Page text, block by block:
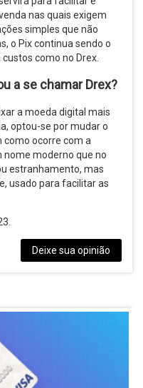
nas quais exigem
simples que não
o Pix continua sendo o
como no Drex.
a se chamar Drex?
a moeda digital mais
optou-se por mudar o
como ocorre com a
nome moderno que no
estranhamento, mas
usado para facilitar as
Deixe sua opinião